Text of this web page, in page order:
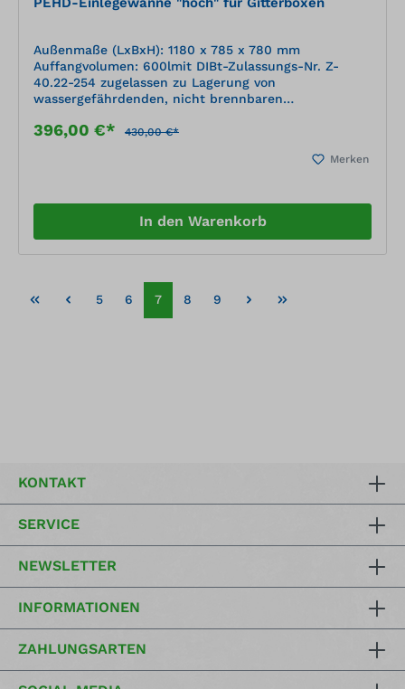
Außenmaße (LxBxH): 1180 x 785 x 780 mm
Auffangvolumen: 600lmit DIBt-Zulassungs-Nr. Z-
40.22-254 zugelassen zu Lagerung von
wassergefährdenden, nicht brennbaren
des DIBt Berlin (Deutsches Institut für Bautechnik)
Plattenmaterial, nach statischen Erfordernissen
statische Hauptlast bei austretendem Medium wird
von der Gitterbox übernommen (Gitterbox nicht im
Lieferumfang enthalten)
396,00 €* 430,00 €*
Merken
In den Warenkorb
5 6 7 8 9
KONTAKT
SERVICE
NEWSLETTER
INFORMATIONEN
ZAHLUNGSARTEN